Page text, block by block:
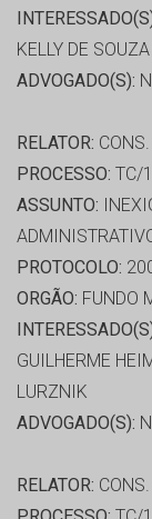
KELLY DE
ADVOGADO(S):
RELATOR:
PROCESSO: TC/
ASSUNTO:
PROTOCOLO:
ORGÃO: FUNDO
GUILHERME
LURZNIK
ADVOGADO(S):
RELATOR: